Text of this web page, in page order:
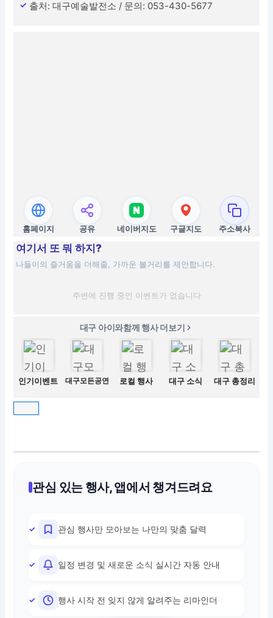
출처: 대구예술발전소 / 문의: 053-430-5677
홈페이지 공유 네이버지도 구글지도 주소복사
여기서 또 뭐 하지?
나들이의 즐거움을 더해줄, 가까운 볼거리를 제안합니다.
주변에 진행 중인 이벤트가 없습니다
대구 아이와함께 행사 더보기
인기이벤트 대구모든공연 로컬 행사 대구 소식 대구 총정리
관심 있는 행사, 앱에서 챙겨드려요
관심 행사만 모아보는 나만의 맞춤 달력
일정 변경 및 새로운 소식 실시간 자동 안내
행사 시작 전 잊지 않게 알려주는 리마인더